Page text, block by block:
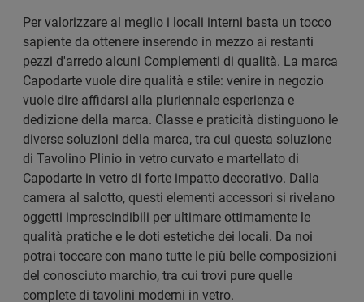
Per valorizzare al meglio i locali interni basta un tocco
sapiente da ottenere inserendo in mezzo ai restanti
pezzi d'arredo alcuni Complementi di qualità. La marca
Capodarte vuole dire qualità e stile: venire in negozio
vuole dire affidarsi alla pluriennale esperienza e
dedizione della marca. Classe e praticità distinguono le
diverse soluzioni della marca, tra cui questa soluzione
di Tavolino Plinio in vetro curvato e martellato di
Capodarte in vetro di forte impatto decorativo. Dalla
camera al salotto, questi elementi accessori si rivelano
oggetti imprescindibili per ultimare ottimamente le
qualità pratiche e le doti estetiche dei locali. Da noi
potrai toccare con mano tutte le più belle composizioni
del conosciuto marchio, tra cui trovi pure quelle
complete di tavolini moderni in vetro.